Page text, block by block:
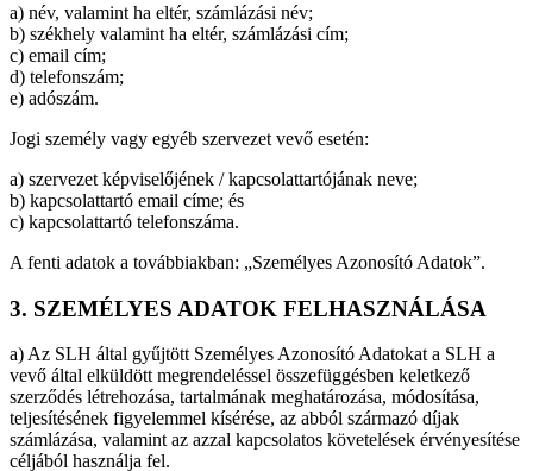
a) név, valamint ha eltér, számlázási név;
b) székhely valamint ha eltér, számlázási cím;
c) email cím;
d) telefonszám;
e) adószám.
Jogi személy vagy egyéb szervezet vevő esetén:
a) szervezet képviselőjének / kapcsolattartójának neve;
b) kapcsolattartó email címe; és
c) kapcsolattartó telefonszáma.
A fenti adatok a továbbiakban: „Személyes Azonosító Adatok”.
3. SZEMÉLYES ADATOK FELHASZNÁLÁSA
a) Az SLH által gyűjtött Személyes Azonosító Adatokat a SLH a
vevő által elküldött megrendeléssel összefüggésben keletkező
szerződés létrehozása, tartalmának meghatározása, módosítása,
teljesítésének figyelemmel kísérése, az abból származó díjak
számlázása, valamint az azzal kapcsolatos követelések érvényesítése
céljából használja fel.